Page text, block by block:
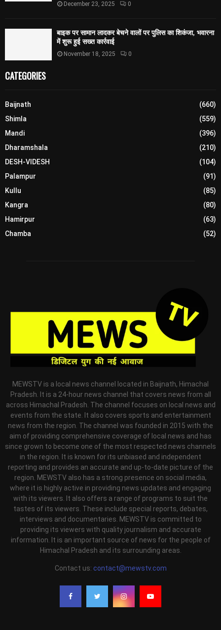
December 23, 2025 0
बाइक पर सामान लादकर बेचने वालों पर पुलिस का शिकंजा, भवारना
में शुरू हुई सख्त कार्रवाई
November 18, 2025 0
CATEGORIES
Baijnath
(660)
Shimla
(559)
Mandi
(396)
Dharamshala
(210)
DESH-VIDESH
(104)
Palampur
(91)
Kullu
(85)
Kangra
(80)
Hamirpur
(63)
Chamba
(52)
MEWSTV is a local news channel located in Baijnath, Himachal
Pradesh. It is a 24-hour news channel that covers news from all
across Himachal Pradesh. The channel focuses on local news and
events from the state. It also covers sports and entertainment
news from the region. The channel was founded in 2015 with the
aim of providing comprehensive coverage of local news and has
since grown to become one of the most respected news channels
in the region. It is known for its unbiased and independent
reporting and provides an accurate and up-to-date picture of the
region. MEWSTV also has a strong presence on social media,
where it is highly active in providing news updates and engaging
with its viewers. It also offers a range of programs to suit the
tastes of its viewers. These include special reports, debates,
interviews and documentaries. MEWSTV is committed to
providing its viewers with quality journalism and accurate
information. It is an important source of news for the people of
Himachal Pradesh and its surrounding areas.
Contact us: contact@mewstv.com